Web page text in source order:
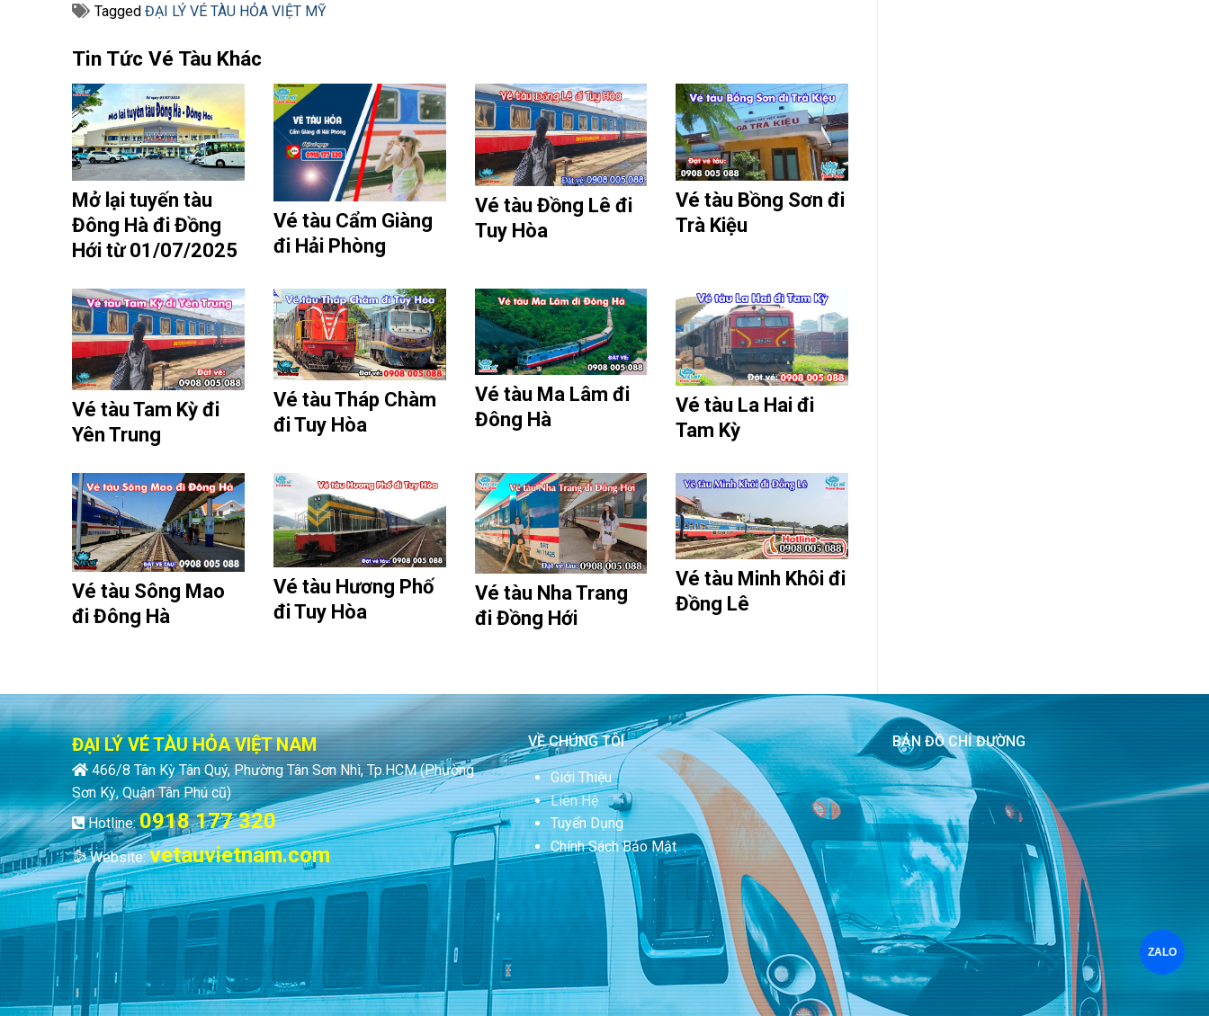
Tagged ĐẠI LÝ VÉ TÀU HỎA VIỆT MỸ
Tin Tức Vé Tàu Khác
Mở lại tuyến tàu
Đông Hà đi Đồng
Hới từ 01/07/2025
Vé tàu Cẩm Giàng
đi Hải Phòng
Vé tàu Đồng Lê đi
Tuy Hòa
Vé tàu Bồng Sơn đi
Trà Kiệu
Vé tàu Tam Kỳ đi
Yên Trung
Vé tàu Tháp Chàm
đi Tuy Hòa
Vé tàu Ma Lâm đi
Đông Hà
Vé tàu La Hai đi
Tam Kỳ
Vé tàu Sông Mao
đi Đông Hà
Vé tàu Hương Phố
đi Tuy Hòa
Vé tàu Nha Trang
đi Đồng Hới
Vé tàu Minh Khôi đi
Đồng Lê
ĐẠI LÝ VÉ TÀU HỎA VIỆT NAM
466/8 Tân Kỳ Tân Quý, Phường Tân Sơn Nhì, Tp.HCM(Phường
Sơn Kỳ, Quận Tân Phú cũ)
Hotline:0918 177 320
Website:vetauvietnam.com
VỀ CHÚNG TÔI
Giới Thiệu
Liên Hệ
Tuyển Dụng
Chính Sách Bảo Mật
BẢN ĐỒ CHỈ ĐƯỜNG
ZALO